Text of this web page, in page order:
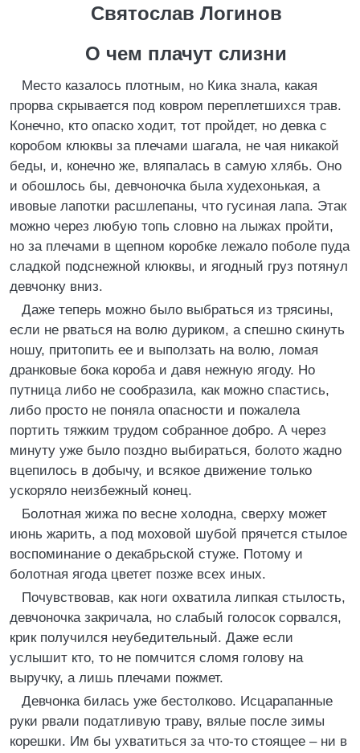
Святослав Логинов
О чем плачут слизни
Место казалось плотным, но Кика знала, какая
прорва скрывается под ковром переплетшихся трав.
Конечно, кто опаско ходит, тот пройдет, но девка с
коробом клюквы за плечами шагала, не чая никакой
беды, и, конечно же, вляпалась в самую хлябь. Оно
и обошлось бы, девчоночка была худехонькая, а
ивовые лапотки расшлепаны, что гусиная лапа. Этак
можно через любую топь словно на лыжах пройти,
но за плечами в щепном коробке лежало поболе пуда
сладкой подснежной клюквы, и ягодный груз потянул
девчонку вниз.
Даже теперь можно было выбраться из трясины,
если не рваться на волю дуриком, а спешно скинуть
ношу, притопить ее и выползать на волю, ломая
дранковые бока короба и давя нежную ягоду. Но
путница либо не сообразила, как можно спастись,
либо просто не поняла опасности и пожалела
портить тяжким трудом собранное добро. А через
минуту уже было поздно выбираться, болото жадно
вцепилось в добычу, и всякое движение только
ускоряло неизбежный конец.
Болотная жижа по весне холодна, сверху может
июнь жарить, а под моховой шубой прячется стылое
воспоминание о декабрьской стуже. Потому и
болотная ягода цветет позже всех иных.
Почувствовав, как ноги охватила липкая стылость,
девчоночка закричала, но слабый голосок сорвался,
крик получился неубедительный. Даже если
услышит кто, то не помчится сломя голову на
выручку, а лишь плечами пожмет.
Девчонка билась уже бестолково. Исцарапанные
руки рвали податливую траву, вялые после зимы
корешки. Им бы ухватиться за что-то стоящее – ни в